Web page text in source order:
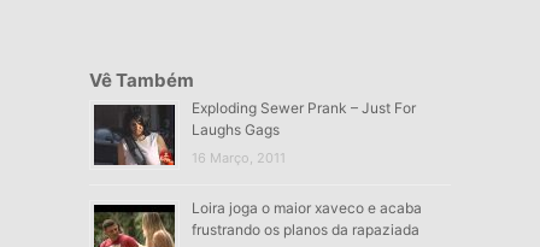
Vê Também
Exploding Sewer Prank – Just For
Laughs Gags
16 Março, 2011
Loira joga o maior xaveco e acaba
frustrando os planos da rapaziada